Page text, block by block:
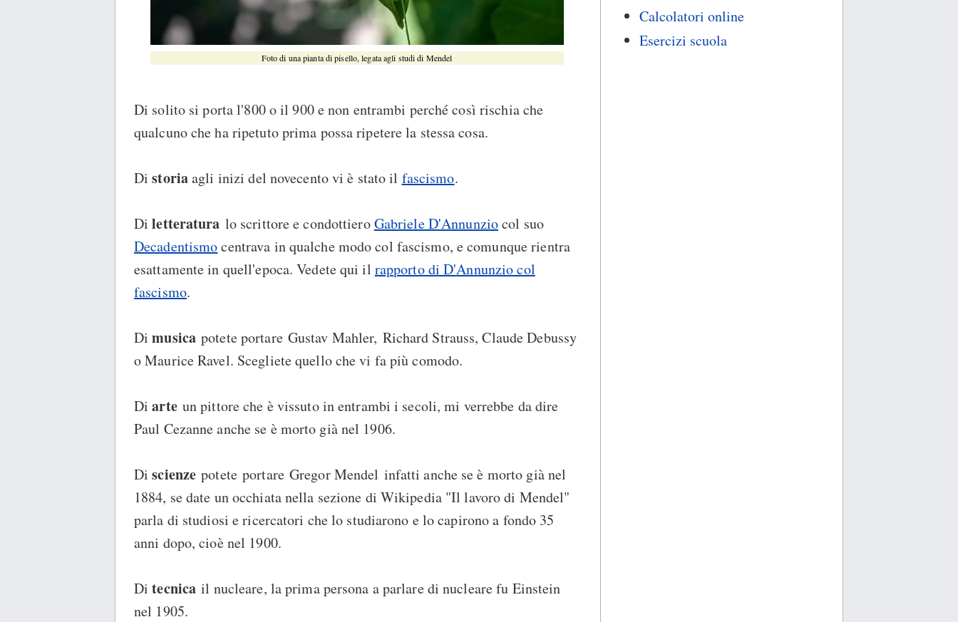
Foto di una pianta di pisello, legata agli studi di Mendel
Di solito si porta l'800 o il 900 e non entrambi perché così rischia che
qualcuno che ha ripetuto prima possa ripetere la stessa cosa.
Distoriaagli inizi del novecento vi è stato il fascismo.
Diletteratura lo scrittore e condottieroGabriele D'Annunziocol suo
Decadentismocentrava in qualche modo col fascismo, e comunque rientra
esattamente in quell'epoca. Vedete qui il rapporto di D'Annunzio col
fascismo.
Dimusica potete portare Gustav Mahler, Richard Strauss, Claude Debussy
o Maurice Ravel. Scegliete quello che vi fa più comodo.
Diarteun pittore che è vissuto in entrambi i secoli, mi verrebbe da dire
Paul Cezanne anche se è morto già nel 1906.
Discienze potete portare Gregor Mendel infatti anche se è morto già nel
1884, se date un occhiata nella sezione di Wikipedia "Il lavoro di Mendel"
parla di studiosi e ricercatori che lo studiarono e lo capirono a fondo 35
anni dopo, cioè nel 1900.
Ditecnica il nucleare, la prima persona a parlare di nucleare fu Einstein
nel 1905.
Calcolatori online
Esercizi scuola